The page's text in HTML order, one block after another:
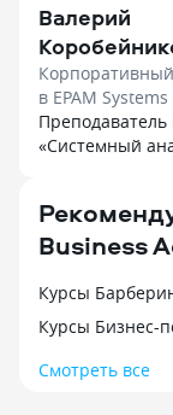
Валерий
в EPAM
Преподаватель
«Системный
Business
Курсы
Курсы Бизнес-
Смотреть все